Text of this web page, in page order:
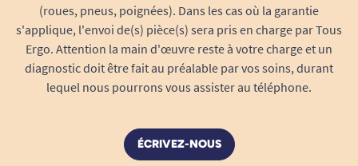
(roues, pneus, poignées). Dans les cas où la garantie
s'applique, l'envoi de(s) pièce(s) sera pris en charge par Tous
Ergo. Attention la main d'œuvre reste à votre charge et un
diagnostic doit être fait au préalable par vos soins, durant
lequel nous pourrons vous assister au téléphone.
ÉCRIVEZ-NOUS